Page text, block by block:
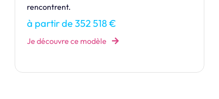
modernité.
à partir de 291 462 €
Je découvre ce modèle